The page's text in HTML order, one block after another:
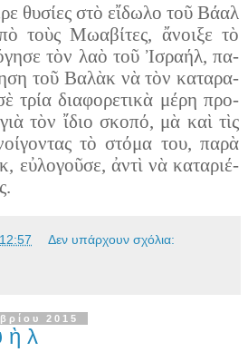
θυ­σί­ες στὸ εἴ­δω­λο τοῦ Βά­αλ
τοὺς Μω­α­βί­τες, ἄ­νοι­ξε τὸ
τὸν λα­ὸ τοῦ Ἰσ­ρα­ήλ, πα­
τοῦ Βα­λὰκ νὰ τὸν κα­τα­ρα­
τρί­α δι­α­φο­ρε­τι­κὰ μέ­ρη προ­
τὸν ἴ­διο σκο­πό, μὰ καὶ τὶς
τὸ στό­μα του, πα­ρὰ
εὐ­λο­γοῦ­σε, ἀν­τὶ νὰ κα­τα­ρι­έ­
12:57 Δεν υπάρχουν σχόλια:
2015
ὴ λ